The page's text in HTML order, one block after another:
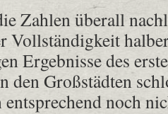
Zahlen überall
Vollständigkeit
Ergebnisse des
den Großstädten
entsprechend noch